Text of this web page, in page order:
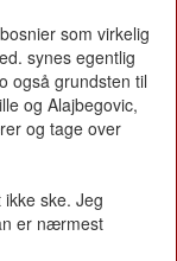
som virkelig
synes egentlig
også grundsten til
og Alajbegovic,
og tage over
ske. Jeg
er nærmest